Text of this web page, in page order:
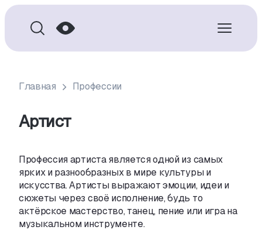
Главная Профессии
Артист
Профессия артиста является одной из самых
ярких и разнообразных в мире культуры и
искусства. Артисты выражают эмоции, идеи и
сюжеты через своё исполнение,будь то
актёрское мастерство, танец, пение или игра на
музыкальном инструменте.